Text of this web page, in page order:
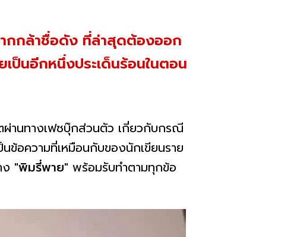
กกล้าชื่อดัง ที่ล่าสุดต้องออก
ป็นอีกหนึ่งประเด็นร้อนในตอน
ผ่านทางเฟซบุ๊กส่วนตัว เกี่ยวกับกรณี
ข้อความที่เหมือนกับของนักเขียนราย
"พิมรี่พาย" พร้อมรับทำตามทุกข้อ